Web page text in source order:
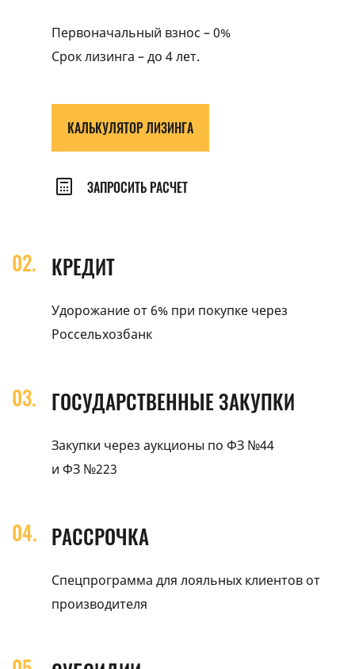
Первоначальный взнос – 0%
Срок лизинга – до 4 лет.
КАЛЬКУЛЯТОР ЛИЗИНГА
ЗАПРОСИТЬ РАСЧЕТ
КРЕДИТ
Удорожание от 6% при покупке через
Россельхозбанк
ГОСУДАРСТВЕННЫЕ ЗАКУПКИ
Закупки через аукционы по ФЗ №44
и ФЗ №223
РАССРОЧКА
Спецпрограмма для лояльных клиентов от
производителя